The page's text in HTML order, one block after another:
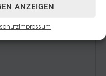
ANZEIGEN
Impressum